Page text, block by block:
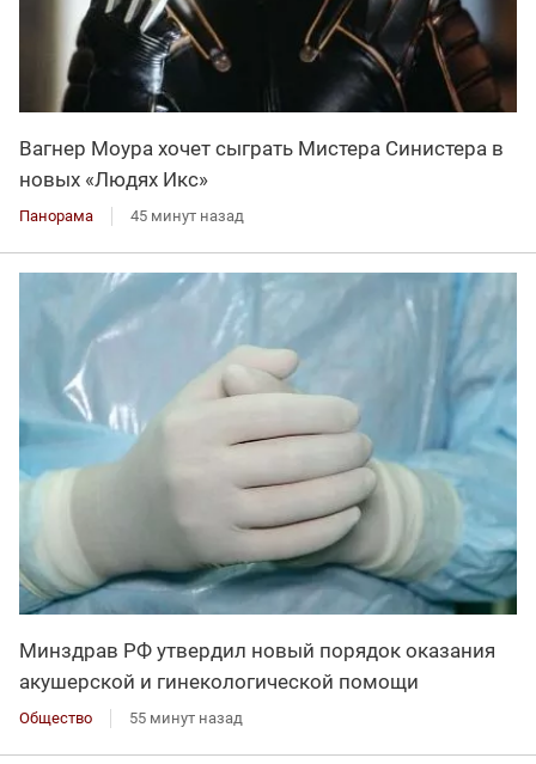
Вагнер Моура хочет сыграть Мистера Синистера в
новых «Людях Икс»
Панорама 45 минут назад
Минздрав РФ утвердил новый порядок оказания
акушерской и гинекологической помощи
Общество 55 минут назад